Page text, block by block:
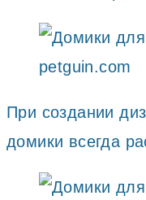
petguin.com
При создании
домики всегда